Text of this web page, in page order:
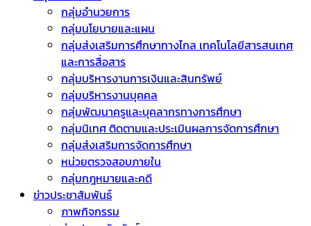
กลุ่มอำนวยการ
กลุ่มนโยบายและแผน
กลุ่มส่งเสริมการศึกษาทางไกล เทคโนโลยีสารสนเทศ
และการสื่อสาร
กลุ่มบริหารงานการเงินและสินทรัพย์
กลุ่มบริหารงานบุคคล
กลุ่มพัฒนาครูและบุคลากรทางการศึกษา
กลุ่มนิเทศ ติดตามและประเมินผลการจัดการศึกษา
กลุ่มส่งเสริมการจัดการศึกษา
หน่วยตรวจสอบภายใน
กลุ่มกฎหมายและคดี
ข่าวประชาสัมพันธ์
ภาพกิจกรรม